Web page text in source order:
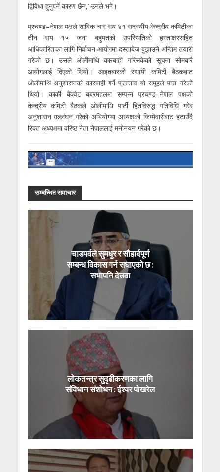
द्विविधा हुनुपर्ने कारण छैन,’ उनले भने।
प्रचण्ड–नेपाल पक्षले साबिक चार सय ४१ सदस्यीय केन्द्रीय कमिटीका
तीन सय १५ जना बहुमतको उपस्थितिको हस्ताक्षरसहित
आधिकारिताका लागि निर्वाचन आयोगमा दस्ताबेज बुझाउने अन्तिम तयारी
गरेको छ। उसले ओलीमाथि कारबाही गरिसकेको सूचना सोमबारै
आयोगलाई दिएको थियो। आइतबारको स्थायी कमिटी बैठकबाट
ओलीमाथि अनुशासनको कारबाही गर्ने प्रस्ताव यो समूहले पास गरेको
थियो। कार्की बैंक्वेट बबरमहलमा सम्पन्न प्रचण्ड–नेपाल पक्षको
केन्द्रीय कमिटी बैठकले ओलीमाथि पार्टी हितविरुद्ध गतिविधि गरेर
अनुशासन उल्लंघन गरेको अभियोगमा अध्यक्षको जिम्मेवारीबाट हटाउँदै
रिक्त अध्यक्षमा वरिष्ठ नेता नेपाललाई मनोनयन गरेको छ।
सम्बन्धित समाचार
चाडपर्वले सुमधुर र सौहार्दपूर्ण
सम्बन्ध विकास गर्न सघाएको छ :
सभापति देउवा
लोकतन्त्र सुदृढीकरणका लागि
संविधान संशोधन : ईश्वर पोखरेल